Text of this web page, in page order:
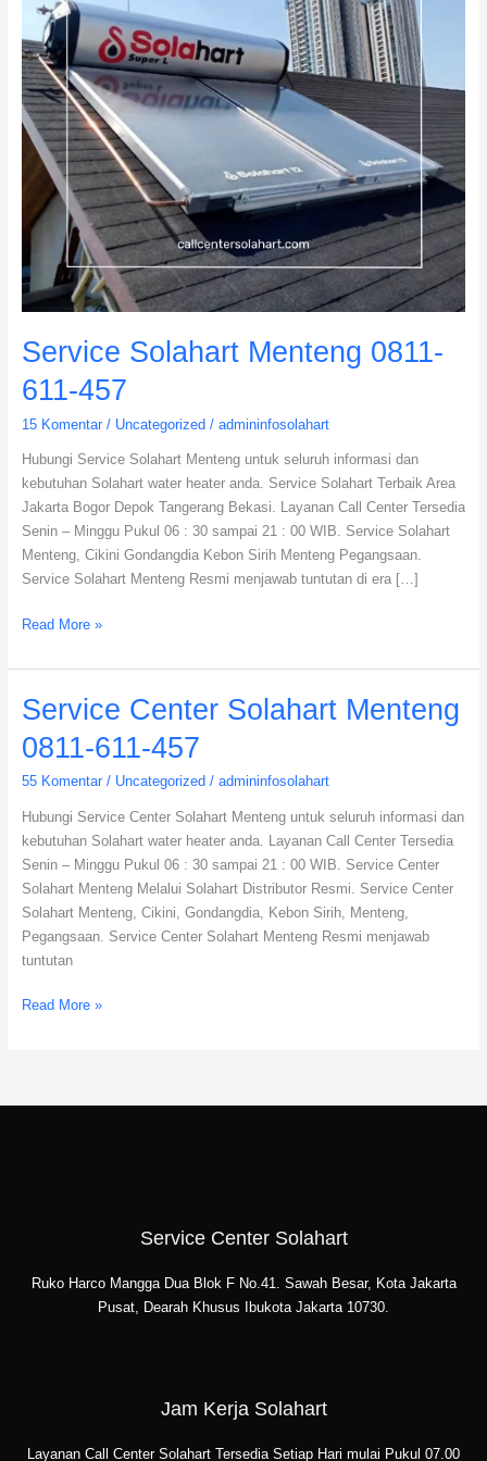
Service Solahart Menteng 0811-
611-457
15 Komentar / Uncategorized/ admininfosolahart
Hubungi Service Solahart Menteng untuk seluruh informasi dan
kebutuhan Solahart water heater anda. Service Solahart Terbaik Area
Jakarta Bogor Depok Tangerang Bekasi. Layanan Call Center Tersedia
Senin – Minggu Pukul 06 : 30 sampai 21 : 00 WIB. Service Solahart
Menteng, Cikini Gondangdia Kebon Sirih Menteng Pegangsaan.
Service Solahart Menteng Resmi menjawab tuntutan di era […]
Read More »
Service Center Solahart Menteng
0811-611-457
55 Komentar / Uncategorized / admininfosolahart
Hubungi Service Center Solahart Menteng untuk seluruh informasi dan
kebutuhan Solahart water heater anda. Layanan Call Center Tersedia
Senin – Minggu Pukul 06 : 30 sampai 21 : 00 WIB. Service Center
Solahart Menteng Melalui Solahart Distributor Resmi. Service Center
Solahart Menteng, Cikini, Gondangdia, Kebon Sirih, Menteng,
Pegangsaan. Service Center Solahart Menteng Resmi menjawab
tuntutan
Service
Center
Solahart
Menteng
611-
457
Read More »
Service Center Solahart
Ruko Harco Mangga Dua Blok F No.41. Sawah Besar, Kota Jakarta
Pusat, Dearah Khusus Ibukota Jakarta 10730.
Jam Kerja Solahart
Layanan Call Center Solahart Tersedia Setiap Hari mulai Pukul 07.00